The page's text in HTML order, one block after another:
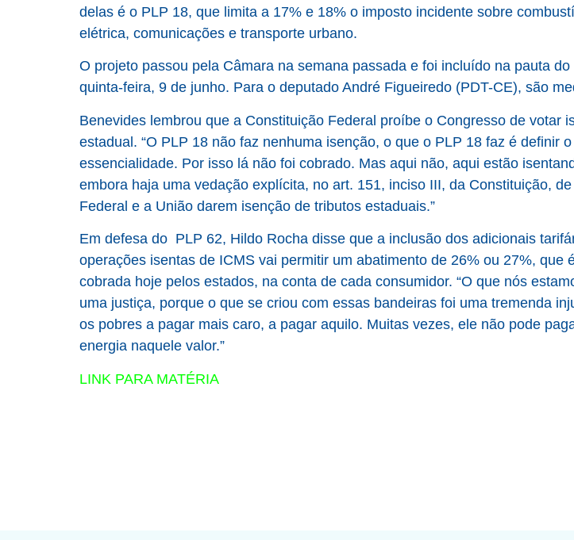
delas é o PLP 18, que limita a 17% e 18% o imposto incidente sobre
elétrica, comunicações e transporte urbano.
O projeto passou pela Câmara na semana passada e foi incluído na pauta
quinta-feira, 9 de junho. Para o deputado André Figueiredo (PDT-CE), são
Benevides lembrou que a Constituição Federal proíbe o Congresso de votar
estadual. “O PLP 18 não faz nenhuma isenção, o que o PLP 18 faz é definir
essencialidade. Por isso lá não foi cobrado. Mas aqui não, aqui estão
embora haja uma vedação explícita, no art. 151, inciso III, da Constituição,
Federal e a União darem isenção de tributos estaduais.”
Em defesa do PLP 62, Hildo Rocha disse que a inclusão dos adicionais
operações isentas de ICMS vai permitir um abatimento de 26% ou 27%, que
cobrada hoje pelos estados, na conta de cada consumidor. “O que nós
uma justiça, porque o que se criou com essas bandeiras foi uma tremenda
os pobres a pagar mais caro, a pagar aquilo. Muitas vezes, ele não pode
energia naquele valor.”
LINK PARA MATÉRIA